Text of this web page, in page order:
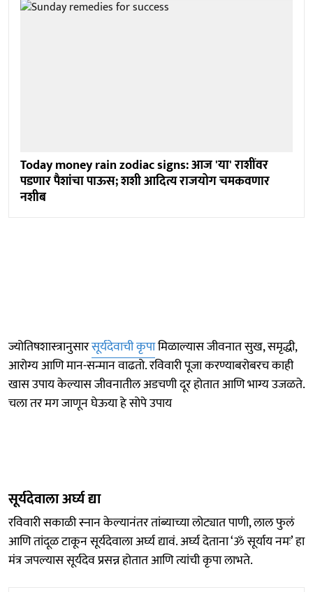
Today money rain zodiac signs: आज 'या' राशींवर
पडणार पैशांचा पाऊस; शशी आदित्य राजयोग चमकवणार
नशीब
ज्योतिषशास्त्रानुसारसूर्यदेवाची कृपामिळाल्यास जीवनात सुख, समृद्धी,
आरोग्य आणि मान-सन्मान वाढतो. रविवारी पूजा करण्याबरोबरच काही
खास उपाय केल्यास जीवनातील अडचणी दूर होतात आणि भाग्य उजळते.
चला तर मग जाणून घेऊया हे सोपे उपाय
सूर्यदेवाला अर्घ्य द्या
रविवारी सकाळी स्नान केल्यानंतर तांब्याच्या लोट्यात पाणी, लाल फुलं
आणि तांदूळ टाकून सूर्यदेवाला अर्घ्य द्यावं. अर्घ्य देताना ‘ॐ सूर्याय नमः’ हा
मंत्र जपल्यास सूर्यदेव प्रसन्न होतात आणि त्यांची कृपा लाभते.